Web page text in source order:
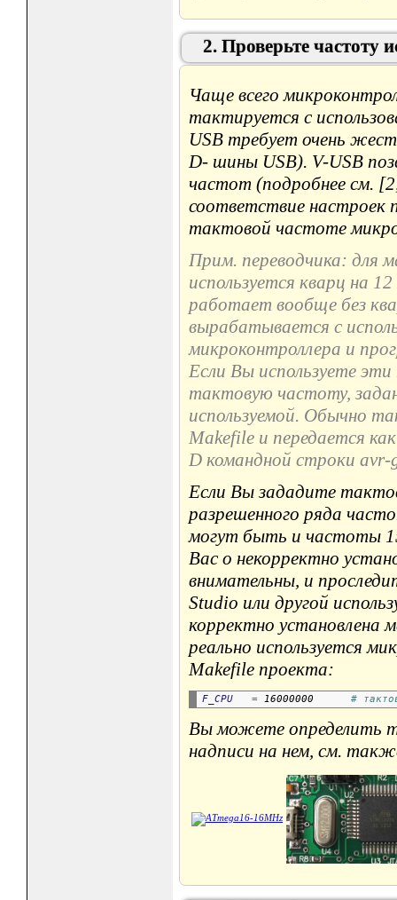
2. Проверьте частоту
Чаще всего
тактируется с
USB требует очень
D- шины USB). V-USB
частот (подробнее см.
соответствие настроек
тактовой частоте
Прим. переводчика: для
используется кварц на
работает вообще без
вырабатывается с
микроконтроллера и
Если Вы используете
тактовую частоту,
используемой. Обычно
Makefile и передается
D командной строки avr-
Если Вы зададите
разрешенного ряда
могут быть и частоты
Вас о некорректно
внимательны, и
Studio или другой
корректно установлена
реально используется
Makefile проекта:
F_CPU = 16000000 #
Вы можете определить
надписи на нем, см.